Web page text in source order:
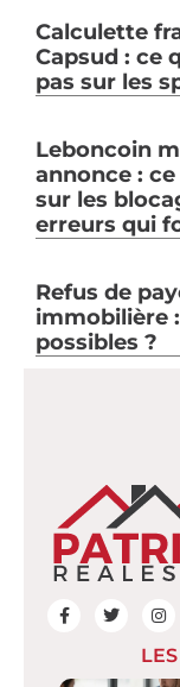
Calculette
Capsud : ce
pas sur les
Leboncoin
annonce :
sur les
erreurs qui
Refus de
immobilière
possibles ?